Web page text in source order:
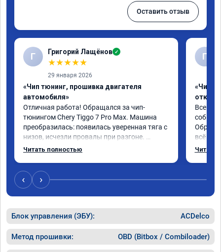
Оставить отзыв
Г Григорий Лащёнов ✓
★★★★★
29 января 2026
«Чип тюнинг, прошивка двигателя
автомобиля»
Отличная работа! Обращался за чип-
тюнингом Chery Tiggo 7 Pro Max. Машина
преобразилась: появилась уверенная тяга с
низов, исчезли провалы при разгоне.
Расход в спокойном режиме даже немного
всем, кто сомневается.
Читать полностью
Г
«Чип
Всем
всё в
Читать
‹ ›
Блок управления (ЭБУ): ACDelco
Метод прошивки: OBD (Bitbox / Combiloader)